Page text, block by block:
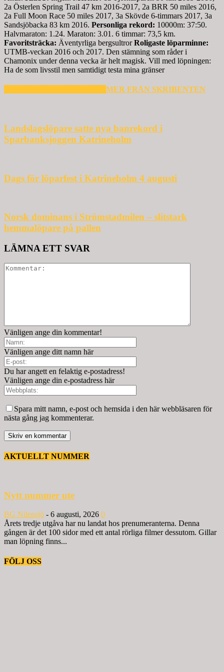
2a Österlen Spring Trail 47 km 2016-2017, 2a BRR 50 miles 2016,
2a Full Moon Race 50 miles 2017, 3a Skövde 6-timmars 2017, 3a
Sandsjöbacka 83 km 2016. Personliga rekord: 10000m: 37:50.
Halvmaraton: 1.24. Maraton: 3.01. 6 timmar: 73,5 km.
Favoritsträcka: Äventyrliga bergsultrorRoligaste löparminne:
UTMB-veckan 2016 och 2017. Den stämning som råder i
Chamonix under denna vecka är helt magisk. Vill med löpningen:
Ha de som livsstil men samtidigt testa mina gränser
MER FRÅN SKRIBENTEN
Landslagslöpare satte nya banrekord i
Sparbanksjoggen Katrineholm
Dags för löparfest i Katrineholm 4 augusti
Norsk dominans i Strömstadmilen – slitstark
hemmalöpare på pallen
LÄMNA ETT SVAR
Vänligen ange din kommentar!
Vänligen ange ditt namn här
Du har angett en felaktig e-postadress!
Vänligen ange din e-postadress här
Spara mitt namn, e-post och hemsida i den här webbläsaren för
nästa gång jag kommenterar.
AKTUELLT NUMMER
Nytt nummer ute
BG Nilensjö - 6 augusti, 2026 0
Årets tredje utgåva har nu landat hos prenumeranterna. Denna
gången är det 100 sidor med ett antal rörliga filmer dessutom. Gillar
man löpning finns...
FÖLJ OSS